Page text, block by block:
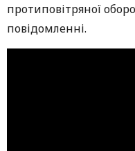
протиповітряної
повідомленні.